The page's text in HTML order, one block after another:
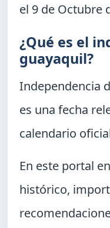
el 9 de Octubre
¿Qué es el
guayaquil?
Independencia
es una fecha
calendario
En este portal
histórico,